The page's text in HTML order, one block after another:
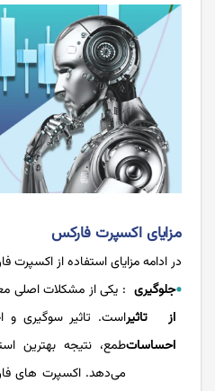
مزایای اکسپرت فارکس
در ادامه مزایای استفاده از اکسپرت
جلوگیری
از تاثیر
احساسات
: یکی از مشکلات اصلی
است. تاثیر سوگیری و
طمع، نتیجه بهترین
می‌دهد. اکسپرت های